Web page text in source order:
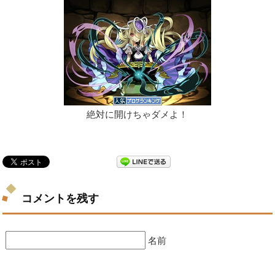
絶対に開けちゃダメよ！
コメントを残す
名前